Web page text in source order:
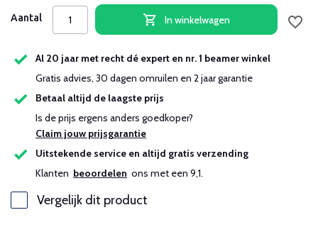
Aantal In winkelwagen
Al 20 jaar met recht dé expert en nr. 1 beamer winkel
Gratis advies, 30 dagen omruilen en 2 jaar garantie
Betaal altijd de laagste prijs
Is de prijs ergens anders goedkoper?
Claim jouw prijsgarantie
Uitstekende service en altijd gratis verzending
Klanten beoordelen ons met een 9,1.
Vergelijk dit product